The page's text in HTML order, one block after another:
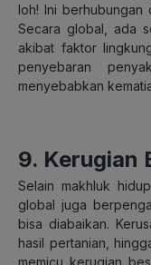
loh! Ini berhubungan
Secara global, ada
akibat faktor
penyebaran
menyebabkan
9. Kerugian
Selain makhluk
global juga
bisa diabaikan.
hasil pertanian,
memicu kerugian